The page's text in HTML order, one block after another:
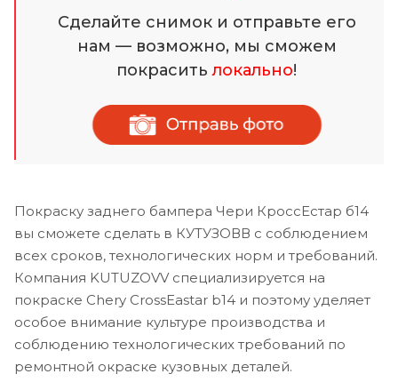
Сделайте снимок и отправьте его
нам — возможно, мы сможем
покраситьлокально!
Покраску заднего бампера Чери КроссЕстар б14
вы сможете сделать в КУТУЗОВВ с соблюдением
всех сроков, технологических норм и требований.
Компания KUTUZOVV специализируется на
покраске Chery CrossEastar b14 и поэтому уделяет
особое внимание культуре производства и
соблюдению технологических требований по
ремонтной окраске кузовных деталей.